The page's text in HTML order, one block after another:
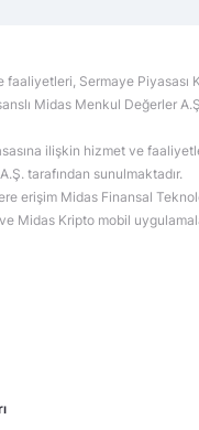
faaliyetleri, Sermaye Piyasası
Midas Menkul Değerler
ilişkin hizmet ve
tarafından sunulmaktadır.
erişim Midas Finansal
Midas Kripto mobil